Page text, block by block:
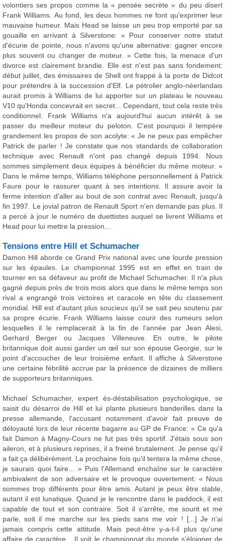
volontiers ses propos comme la « pensée secrète » du peu disert
Frank Williams. Au fond, les deux hommes ne font qu'exprimer leur
mauvaise humeur. Mais Head se laisse un peu trop emporté par sa
gouaille en arrivant à Silverstone: « Pour conserver notre statut
d'écurie de pointe, nous n'avons qu'une alternative: gagner encore
plus souvent ou changer de moteur. » Cette fois, la menace d'un
divorce est clairement brandie. Elle est n'est pas sans fondement:
début juillet, des émissaires de Shell ont frappé à la porte de Didcot
pour prétendre à la succession d'Elf. Le pétrolier anglo-néerlandais
aurait promis à Williams de lui apporter sur un plateau le nouveau
V10 qu'Honda concevrait en secret... Cependant, tout cela reste très
conditionnel. Frank Williams n'a aujourd'hui aucun intérêt à se
passer du meilleur moteur du peloton. C'est pourquoi il tempère
grandement les propos de son acolyte: « Je ne peux pas empêcher
Patrick de parler ! Je constate que nos standards de collaboration
technique avec Renault n'ont pas changé depuis 1994. Nous
sommes simplement deux équipes à bénéficier du même moteur. »
Dans le même temps, Williams téléphone personnellement à Patrick
Faure pour le rassurer quant à ses intentions. Il assure avoir la
ferme intention d'aller au bout de son contrat avec Renault, jusqu'à
fin 1997. Le jovial patron de Renault Sport n'en demande pas plus. Il
a percé à jour le numéro de duettistes auquel se livrent Williams et
Head pour lui mettre la pression...
Tensions entre Hill et Schumacher
Damon Hill aborde ce Grand Prix national avec une lourde pression
sur les épaules. Le championnat 1995 est en effet en train de
tourner en sa défaveur au profit de Michael Schumacher. Il n'a plus
gagné depuis près de trois mois alors que dans le même temps son
rival a engrangé trois victoires et caracole en tête du classement
mondial. Hill est d'autant plus soucieux qu'il se sait peu soutenu par
sa propre écurie. Frank Williams laisse courir des rumeurs selon
lesquelles il le remplacerait à la fin de l'année par Jean Alesi,
Gerhard Berger ou Jacques Villeneuve. En outre, le pilote
britannique doit aussi garder un œil sur son épouse Georgie, sur le
point d'accoucher de leur troisième enfant. Il affiche à Silverstone
une certaine fébrilité accrue par la présence de dizaines de milliers
de supporteurs britanniques.
Michael Schumacher, expert ès-déstabilisation psychologique, se
saisit du désarroi de Hill et lui plante plusieurs banderilles dans la
presse allemande, l'accusant notamment d'avoir fait preuve de
déloyauté lors de leur récente bagarre au GP de France: « Ce qu'a
fait Damon à Magny-Cours ne fut pas très sportif. J'étais sous son
aileron, et à plusieurs reprises, il a freiné brutalement. Je pense qu'il
a fait ça délibérément. La prochaine fois qu'il tentera la même chose,
je saurais quoi faire... » Puis l'Allemand enchaîne sur le caractère
ambivalent de son adversaire et le provoque ouvertement: « Nous
sommes trop différents pour être amis. Autant je peux être stable,
autant il est lunatique. Quand je le rencontre dans le paddock, il est
capable de tout et son contraire. Soit il s'arrête, me sourit et me
parle, soit il me marche sur les pieds sans me voir ! [...] Je n'ai
jamais compris cette attitude. Mais peut-être y-a-t-il plus qu'une
affaire de caractère... Il voit le championnat du monde s'éloigner de